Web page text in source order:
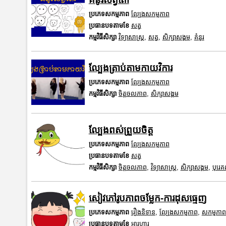
ប្រភេទសកម្មភាព ល្បែងសកម្មភាព
ប្រធានបទតាមខែ សត្វ
កម្មវិធីសិក្សា វិទ្យាសាស្រ្ត, សត្វ, សិក្សាសង្គម, គំនូរ
ល្បែងត្រាប់តាមកាយវិការ
ប្រភេទសកម្មភាព ល្បែងសកម្មភាព
កម្មវិធីសិក្សា ចិត្តចលភាព, សិក្សាសង្គម
ល្បែងពស់ព្រួយចិត្ត
ប្រភេទសកម្មភាព ល្បែងសកម្មភាព
ប្រធានបទតាមខែ សត្វ
កម្មវិធីសិក្សា ចិត្តចលភាព, វិទ្យាសាស្រ្ត, សិក្សាសង្គម, បុរេ
សៀវភៅរូបភាពចម្លែក-ការដុសធ្មេញ
ប្រភេទសកម្មភាព រឿងនិទាន, ល្បែងសកម្មភាព, សកម្មភា
ប្រធានបទតាមខែ អារហារ